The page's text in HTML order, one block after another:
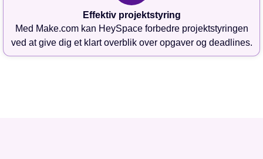
Effektiv projektstyring
Med Make.com kan HeySpace forbedre projektstyringen
ved at give dig et klart overblik over opgaver og deadlines.